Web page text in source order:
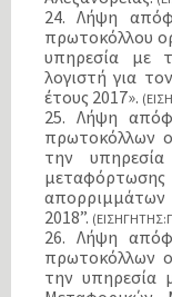
24. Λήψη
πρωτοκόλλου
υπηρεσία με
λογιστή για
έτους 2017».
25. Λήψη
πρωτοκόλλων
την
2018”.
26. Λήψη
πρωτοκόλλων
την υπηρεσία